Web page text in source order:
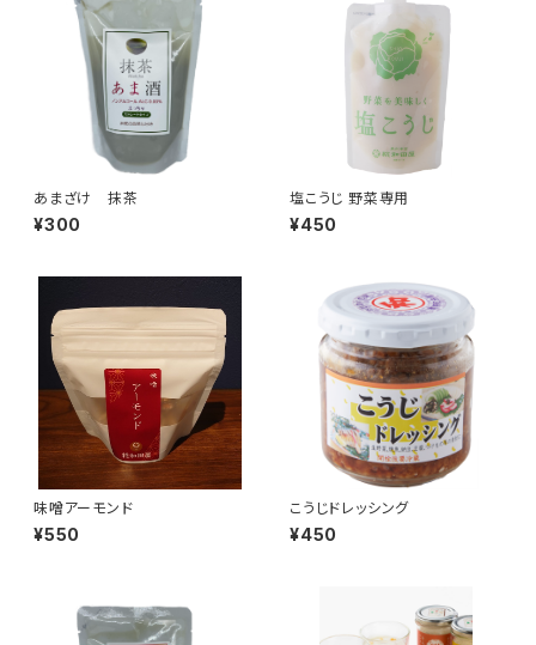
あまざけ 抹茶
¥300
塩こうじ 野菜専用
¥450
味噌アーモンド
¥550
こうじドレッシング
¥450